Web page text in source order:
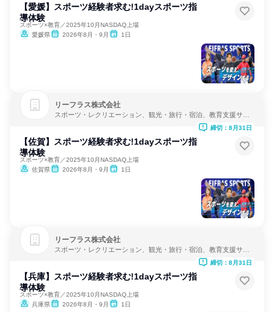
【愛媛】スポーツ経験者求む!1dayスポーツ指
導体験
スポーツ×教育／2025年10月NASDAQ上場
愛媛県
2026年8月・9月 1日
リーフラス株式会社
スポーツ・レクリエーション、観光・旅行・宿泊、教育支援サー
【佐賀】スポーツ経験者求む!1dayスポーツ指
導体験
スポーツ×教育／2025年10月NASDAQ上場
佐賀県
2026年8月・9月 1日
締切：8月31日
リーフラス株式会社
スポーツ・レクリエーション、観光・旅行・宿泊、教育支援サー
【兵庫】スポーツ経験者求む!1dayスポーツ指
導体験
スポーツ×教育／2025年10月NASDAQ上場
兵庫県
2026年8月・9月 1日
締切：8月31日